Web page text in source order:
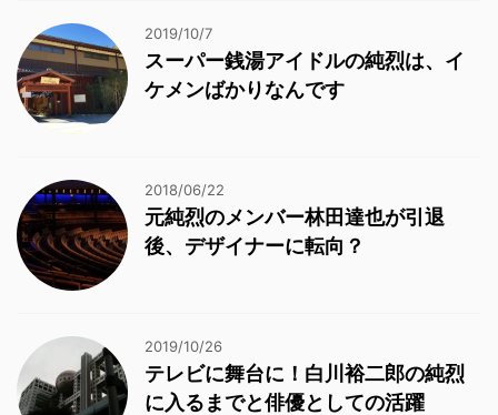
2019/10/7
スーパー銭湯アイドルの純烈は、イ
ケメンばかりなんです
2018/06/22
元純烈のメンバー林田達也が引退
後、デザイナーに転向？
2019/10/26
テレビに舞台に！白川裕二郎の純烈
に入るまでと俳優としての活躍